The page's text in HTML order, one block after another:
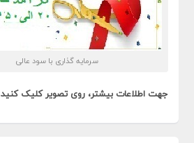
سرمایه گذاری با سود عالی
جهت اطلاعات بیشتر، روی تصویر کلیک کنید